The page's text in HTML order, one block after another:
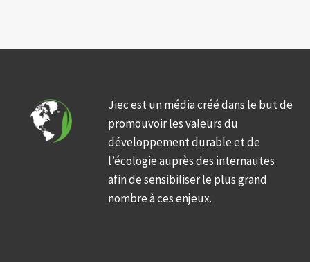
Jiec est un média créé dans le but de
promouvoir les valeurs du
développement durable et de
l’écologie auprès des internautes
afin de sensibiliser le plus grand
nombre à ces enjeux.